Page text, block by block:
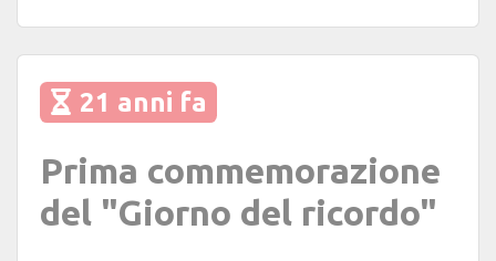
21 anni fa
Prima commemorazione
del "Giorno del ricordo"